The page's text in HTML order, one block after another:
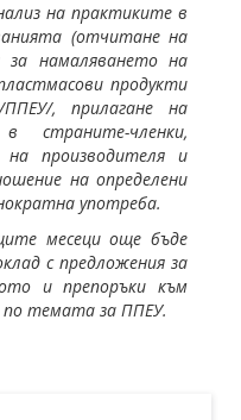
на практиките в
(отчитане на
намаляването на
продукти
, прилагане на
членки,
производителя и
на определени
употреба.
месеци още бъде
с предложения за
и препоръки към
темата за ППЕУ.